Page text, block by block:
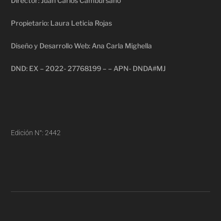
Propietario: Laura Leticia Rojas
Diseño y Desarrollo Web: Ana Carla Mighella
DND: EX – 2022- 27768199 – – APN- DNDA#MJ
Edición N°: 2442